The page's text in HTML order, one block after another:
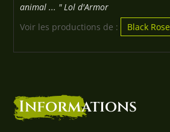
animal ... " Lol d'Armor
Voir les productions de :
Black Rose
Informations